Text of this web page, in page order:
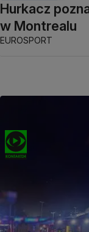
Hurkacz
w Montrealu
EUROSPORT